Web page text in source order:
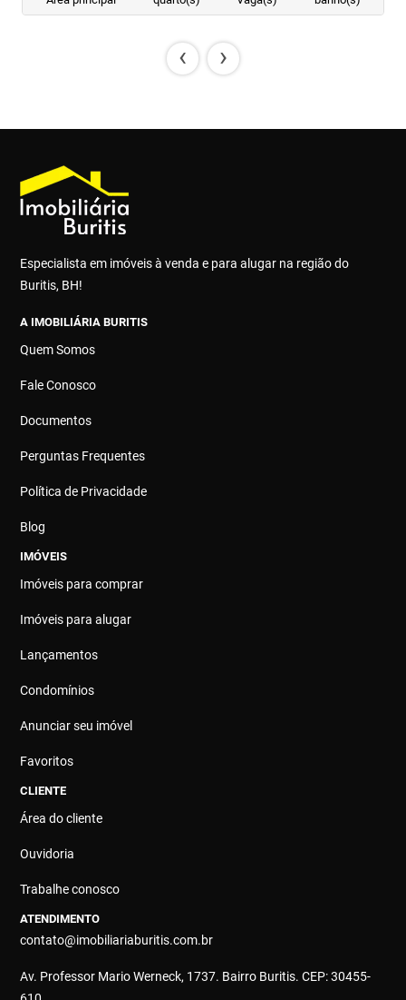
‹ ›
Especialista em imóveis à venda e para alugar na região do
Buritis, BH!
A IMOBILIÁRIA BURITIS
Quem Somos
Fale Conosco
Documentos
Perguntas Frequentes
Política de Privacidade
Blog
IMÓVEIS
Imóveis para comprar
Imóveis para alugar
Lançamentos
Condomínios
Anunciar seu imóvel
Favoritos
CLIENTE
Área do cliente
Ouvidoria
Trabalhe conosco
ATENDIMENTO
contato@imobiliariaburitis.com.br
Av. Professor Mario Werneck, 1737. Bairro Buritis. CEP: 30455-